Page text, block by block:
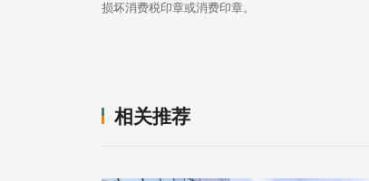
损坏消费税印章或消费印章。
相关推荐